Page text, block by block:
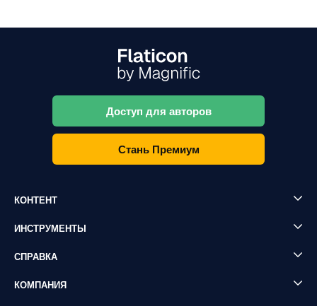
Доступ для авторов
Стань Премиум
КОНТЕНТ
ИНСТРУМЕНТЫ
СПРАВКА
КОМПАНИЯ